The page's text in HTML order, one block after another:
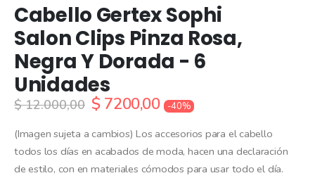
of
the
images
gallery
Cabello Gertex Sophi
Salon Clips Pinza Rosa,
Negra Y Dorada - 6
Unidades
$ 12.000,00 $ 7200,00 -40%
(Imagen sujeta a cambios) Los accesorios para el cabello
todos los días en acabados de moda, hacen una declaración
de estilo, con en materiales cómodos para usar todo el día.